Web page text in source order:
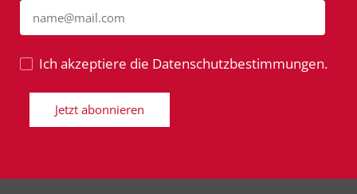
name@mail.com
Ich akzeptiere die Datenschutzbestimmungen.
Jetzt abonnieren